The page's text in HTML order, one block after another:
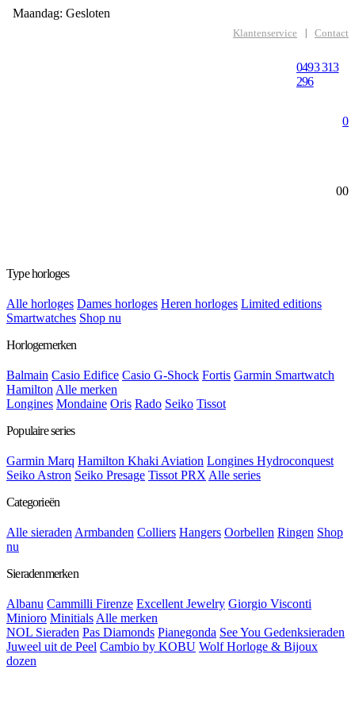
Maandag: Gesloten
Klantenservice Contact
0493 313
296
0
00
Type horloges
Alle horloges Dames horloges Heren horloges Limited editions
Smartwatches Shop nu
Horlogemerken
Balmain Casio Edifice Casio G-Shock Fortis Garmin Smartwatch
Hamilton Alle merken
Longines Mondaine Oris Rado Seiko Tissot
Populaire series
Garmin Marq Hamilton Khaki Aviation Longines Hydroconquest
Seiko Astron Seiko Presage Tissot PRX Alle series
Categorieën
Alle sieraden Armbanden Colliers Hangers Oorbellen Ringen Shop
nu
Sieradenmerken
Albanu Cammilli Firenze Excellent Jewelry Giorgio Visconti
Minioro Minitials Alle merken
NOL Sieraden Pas Diamonds Pianegonda See You Gedenksieraden
Juweel uit de Peel Cambio by KOBU Wolf Horloge & Bijoux
dozen